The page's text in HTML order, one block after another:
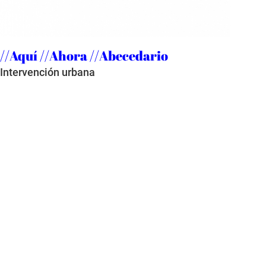
//Aquí //Ahora //Abecedario
Intervención urbana